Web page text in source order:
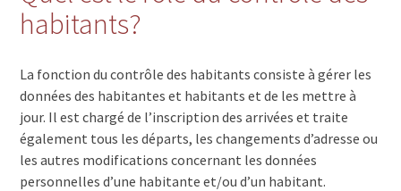
habitants?
La fonction du contrôle des habitants consiste à gérer les
données des habitantes et habitants et de les mettre à
jour. Il est chargé de l’inscription des arrivées et traite
également tous les départs, les changements d’adresse ou
les autres modifications concernant les données
personnelles d’une habitante et/ou d’un habitant.